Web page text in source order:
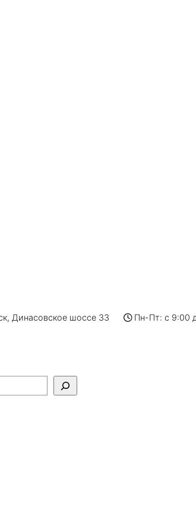
Динасовское шоссе 33 Пн-Пт: с 9:00